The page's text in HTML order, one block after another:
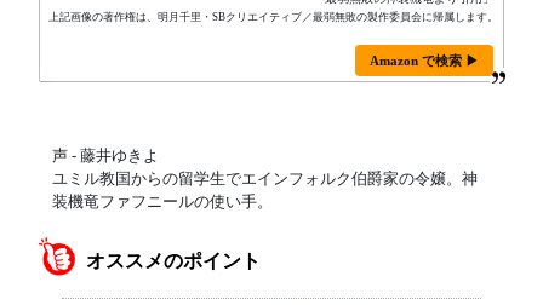
上記画像の著作権は、明月千里・SBクリエイティブ／最弱無敗の製作委員会に帰属します。
Amazon で検索 ▶
声 - 藤井ゆきよ
ユミル教国からの留学生でエインフォルク伯爵家の令嬢。神
装機竜ファフニールの使い手。
オススメのポイント